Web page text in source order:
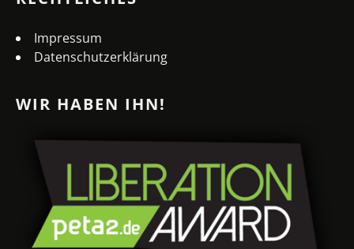
Impressum
Datenschutzerklärung
WIR HABEN IHN!